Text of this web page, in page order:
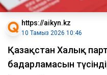
https://aikyn.kz
10 Тамыз 2026 10:46
Қазақстан Халық
бағдарламасын